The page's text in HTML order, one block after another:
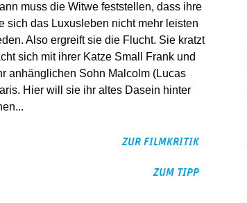
muss die Witwe feststellen, dass ihre
sich das Luxusleben nicht mehr leisten
Also ergreift sie die Flucht. Sie kratzt
sich mit ihrer Katze Small Frank und
anhänglichen Sohn Malcolm (Lucas
Hier will sie ihr altes Dasein hinter
ZUR FILMKRITIK
ZUM TIPP